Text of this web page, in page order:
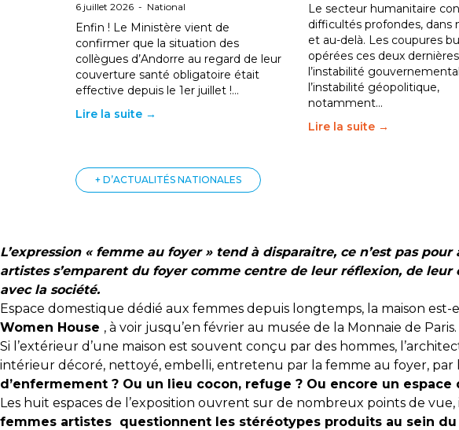
6 juillet 2026 - National
Enfin ! Le Ministère vient de
confirmer que la situation des
collègues d’Andorre au regard de leur
couverture santé obligatoire était
effective depuis le 1er juillet !…
Lire la suite →
Le secteur humanitaire
difficultés profondes, dans
et au-delà. Les coupures
opérées ces deux
l’instabilité
l’instabilité géopolitique,
notamment…
Lire la suite →
+ D’ACTUALITÉS NATIONALES
L’expression « femme au foyer » tend à disparaitre, ce n’est pas
artistes s’emparent du foyer comme centre de leur réflexion, de
avec la société.
Espace domestique dédié aux femmes depuis longtemps, la maison
Women House , à voir jusqu’en février au musée de la Monnaie de Paris.
Si l’extérieur d’une maison est souvent conçu par des hommes,
intérieur décoré, nettoyé, embelli, entretenu par la femme au foyer,
d’enfermement ? Ou un lieu cocon, refuge ? Ou encore un espace
Les huit espaces de l’exposition ouvrent sur de nombreux points de
femmes artistes questionnent les stéréotypes produits au sein